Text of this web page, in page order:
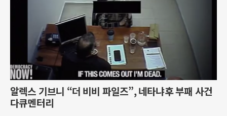
알렉스 기브니 “더 비비 파일즈”, 네타냐후 부패 사건
다큐멘터리